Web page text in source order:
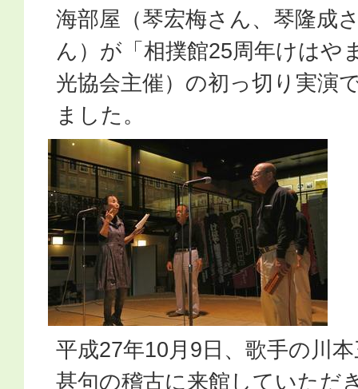
海部屋（琴宏梅さん、琴隆成
ん）が「相撲館25周年けはや
光協会主催）の初っ切り実演
ました。
平成27年10月9日、歌手の川
甚句の稽古に来館していただ